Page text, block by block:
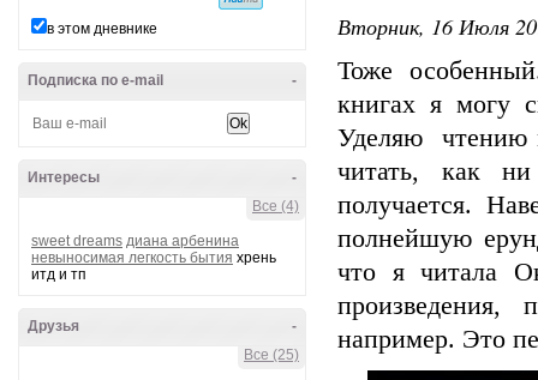
в этом дневнике
-
Подписка по e-mail
-
Интересы
Все (4)
sweet dreams диана арбенина
невыносимая легкость бытия хрень
итд и тп
-
Друзья
Все (25)
Вторник, 16 Июля
Тоже
книгах я могу
Уделяю чтению
читать, как
получается.
полнейшую
что я читала
произведения,
например. Это